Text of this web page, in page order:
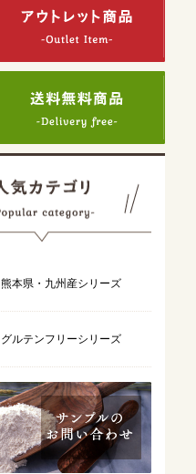
熊本県・九州産シリーズ
グルテンフリーシリーズ